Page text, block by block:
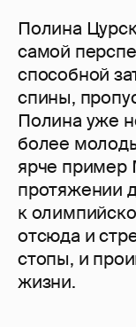
Полина
самой
способной
спины,
Полина уже
более
ярче пример
протяжении
к
отсюда и
стопы, и
жизни.